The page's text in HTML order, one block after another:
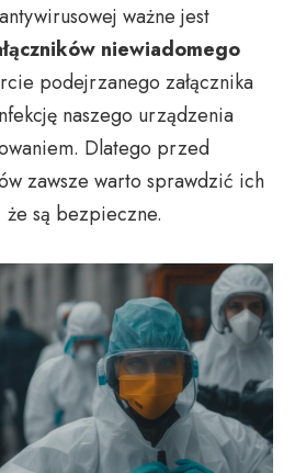
ważne jest
niewiadomego
podejrzanego załącznika
naszego urządzenia
Dlatego przed
zawsze warto sprawdzić ich
są bezpieczne.